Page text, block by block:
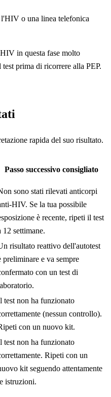
o una linea telefonica
in questa fase molto
prima di ricorrere alla PEP.
rapida del suo risultato.
Passo successivo consigliato
sono stati rilevati anticorpi
HIV. Se la tua possibile
è recente, ripeti il test
12 settimane.
risultato reattivo dell'autotest
preliminare e va sempre
con un test di
test non ha funzionato
(nessun controllo).
con un nuovo kit.
test non ha funzionato
Ripeti con un
kit seguendo attentamente
istruzioni.